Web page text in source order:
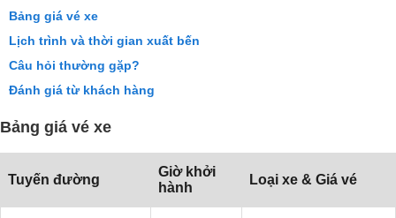
Bảng giá vé xe
Lịch trình và thời gian xuất bến
Câu hỏi thường gặp?
Đánh giá từ khách hàng
Bảng giá vé xe
Tuyến đường
Giờ khởi
hành
Loại xe & Giá vé